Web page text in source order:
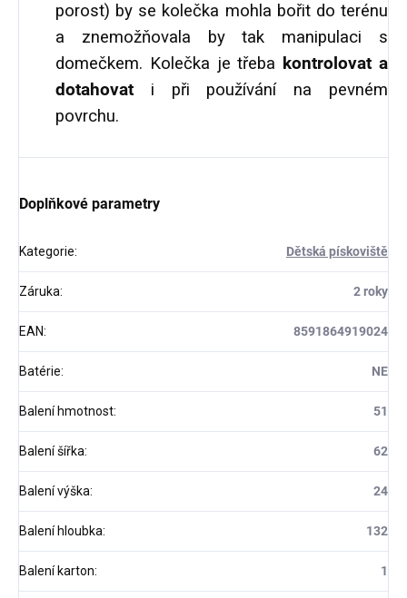
porost) by se kolečka mohla bořit do terénu
a znemožňovala by tak manipulaci s
domečkem. Kolečka je třeba kontrolovat a
dotahovat i při používání na pevném
povrchu.
Doplňkové parametry
Kategorie: Dětská pískoviště
Záruka: 2 roky
EAN: 8591864919024
Batérie: NE
Balení hmotnost: 51
Balení šířka: 62
Balení výška: 24
Balení hloubka: 132
Balení karton: 1